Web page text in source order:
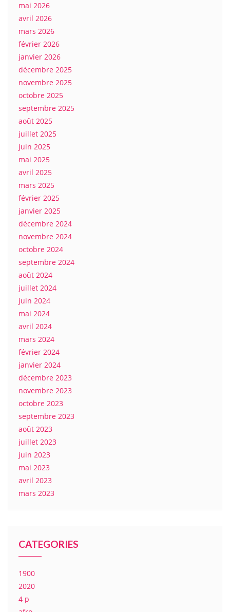
mai 2026
avril 2026
mars 2026
février 2026
janvier 2026
décembre 2025
novembre 2025
octobre 2025
septembre 2025
août 2025
juillet 2025
juin 2025
mai 2025
avril 2025
mars 2025
février 2025
janvier 2025
décembre 2024
novembre 2024
octobre 2024
septembre 2024
août 2024
juillet 2024
juin 2024
mai 2024
avril 2024
mars 2024
février 2024
janvier 2024
décembre 2023
novembre 2023
octobre 2023
septembre 2023
août 2023
juillet 2023
juin 2023
mai 2023
avril 2023
mars 2023
CATEGORIES
1900
2020
4 p